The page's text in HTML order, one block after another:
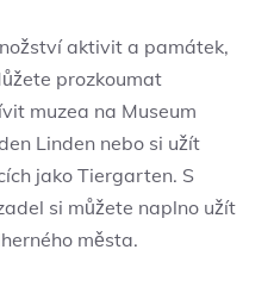
aktivit a památek,
prozkoumat
muzea na Museum
Linden nebo si užít
jako Tiergarten. S
si můžete naplno užít
města.